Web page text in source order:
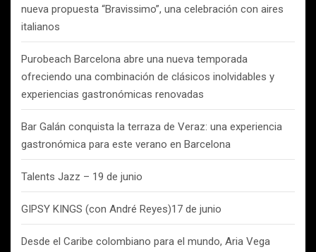
nueva propuesta “Bravissimo”, una celebración con aires
italianos
Purobeach Barcelona abre una nueva temporada
ofreciendo una combinación de clásicos inolvidables y
experiencias gastronómicas renovadas
Bar Galán conquista la terraza de Veraz: una experiencia
gastronómica para este verano en Barcelona
Talents Jazz – 19 de junio
GIPSY KINGS (con André Reyes)17 de junio
Desde el Caribe colombiano para el mundo, Aria Vega